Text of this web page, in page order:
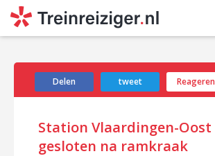
Delen tweet Reageren
Station Vlaardingen-Oost
gesloten na ramkraak